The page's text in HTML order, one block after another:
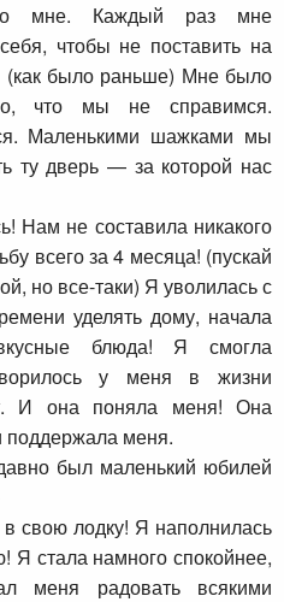
мне. Каждый раз мне
чтобы не поставить на
(как было раньше) Мне было
что мы не справимся.
Маленькими шажками мы
ту дверь — за которой нас
Нам не составила никакого
всего за 4 месяца! (пускай
но все-таки) Я уволилась с
уделять дому, начала
блюда! Я смогла
у меня в жизни
И она поняла меня! Она
меня.
был маленький юбилей
свою лодку! Я наполнилась
Я стала намного спокойнее,
меня радовать всякими